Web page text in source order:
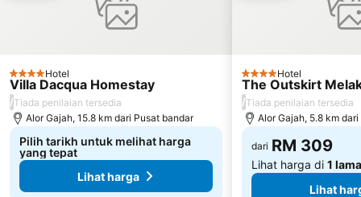
4 Bintang
Hotel
Villa Dacqua Homestay
/Tiada penilaian tersedia
Alor Gajah, 15.8 km dari Pusat bandar
Pilih tarikh untuk melihat harga
yang tepat
Lihat harga
4 Bintang
Hotel
The Outskirt
/Tiada penilaian tersedia
Alor Gajah, 5.8 km
dari RM 309
Lihat harga di 1
Lihat